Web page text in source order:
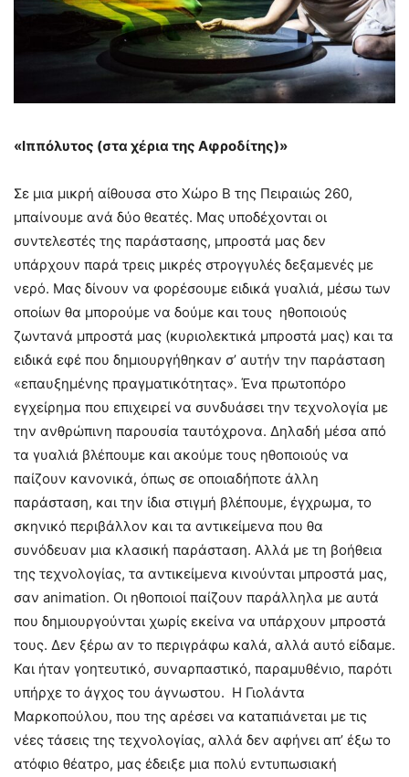
«Ιππόλυτος (στα χέρια της Αφροδίτης)»
Σε μια μικρή αίθουσα στο Χώρο Β της Πειραιώς 260,
μπαίνουμε ανά δύο θεατές. Μας υποδέχονται οι
συντελεστές της παράστασης, μπροστά μας δεν
υπάρχουν παρά τρεις μικρές στρογγυλές δεξαμενές με
νερό. Μας δίνουν να φορέσουμε ειδικά γυαλιά, μέσω των
οποίων θα μπορούμε να δούμε και τους ηθοποιούς
ζωντανά μπροστά μας (κυριολεκτικά μπροστά μας) και τα
ειδικά εφέ που δημιουργήθηκαν σ’ αυτήν την παράσταση
«επαυξημένης πραγματικότητας». Ένα πρωτοπόρο
εγχείρημα που επιχειρεί να συνδυάσει την τεχνολογία με
την ανθρώπινη παρουσία ταυτόχρονα. Δηλαδή μέσα από
τα γυαλιά βλέπουμε και ακούμε τους ηθοποιούς να
παίζουν κανονικά, όπως σε οποιαδήποτε άλλη
παράσταση, και την ίδια στιγμή βλέπουμε, έγχρωμα, το
σκηνικό περιβάλλον και τα αντικείμενα που θα
συνόδευαν μια κλασική παράσταση. Αλλά με τη βοήθεια
της τεχνολογίας, τα αντικείμενα κινούνται μπροστά μας,
σαν animation. Οι ηθοποιοί παίζουν παράλληλα με αυτά
που δημιουργούνται χωρίς εκείνα να υπάρχουν μπροστά
τους. Δεν ξέρω αν το περιγράφω καλά, αλλά αυτό είδαμε.
Και ήταν γοητευτικό, συναρπαστικό, παραμυθένιο, παρότι
υπήρχε το άγχος του άγνωστου. Η Γιολάντα
Μαρκοπούλου, που της αρέσει να καταπιάνεται με τις
νέες τάσεις της τεχνολογίας, αλλά δεν αφήνει απ’ έξω το
ατόφιο θέατρο, μας έδειξε μια πολύ εντυπωσιακή